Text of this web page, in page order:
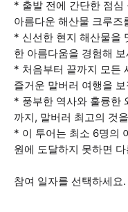
* 출발 전에 간단한 점심
아름다운 해산물 크루즈
* 신선한 현지 해산물을
한 아름다움을 경험해 보
* 처음부터 끝까지 모든
즐거운 말버러 여행을
* 풍부한 역사와 훌륭한
까지, 말버러 최고의 것
* 이 투어는 최소 6명의
원에 도달하지 못하면
참여 일자를 선택하세요.